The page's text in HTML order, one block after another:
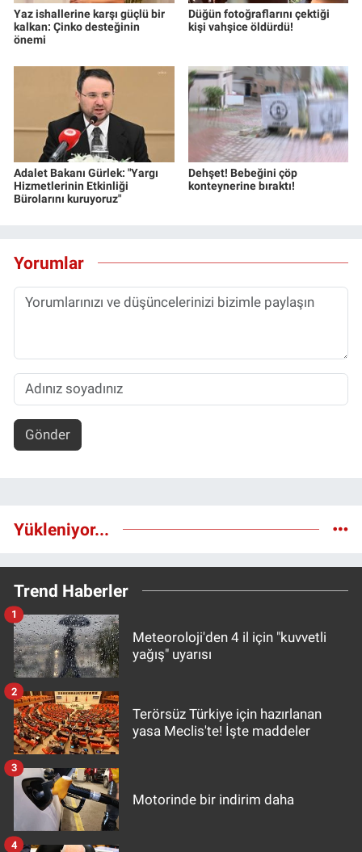
Yaz ishallerine karşı güçlü bir
kalkan: Çinko desteğinin
önemi
Düğün fotoğraflarını çektiği
kişi vahşice öldürdü!
Adalet Bakanı Gürlek: "Yargı
Hizmetlerinin Etkinliği
Bürolarını kuruyoruz"
Dehşet! Bebeğini çöp
konteynerine bıraktı!
Yorumlar
Gönder
Yükleniyor...
Trend Haberler
Meteoroloji'den 4 il için "kuvvetli
yağış" uyarısı
1
Terörsüz Türkiye için hazırlanan
yasa Meclis'te! İşte maddeler
2
Motorinde bir indirim daha
3
4